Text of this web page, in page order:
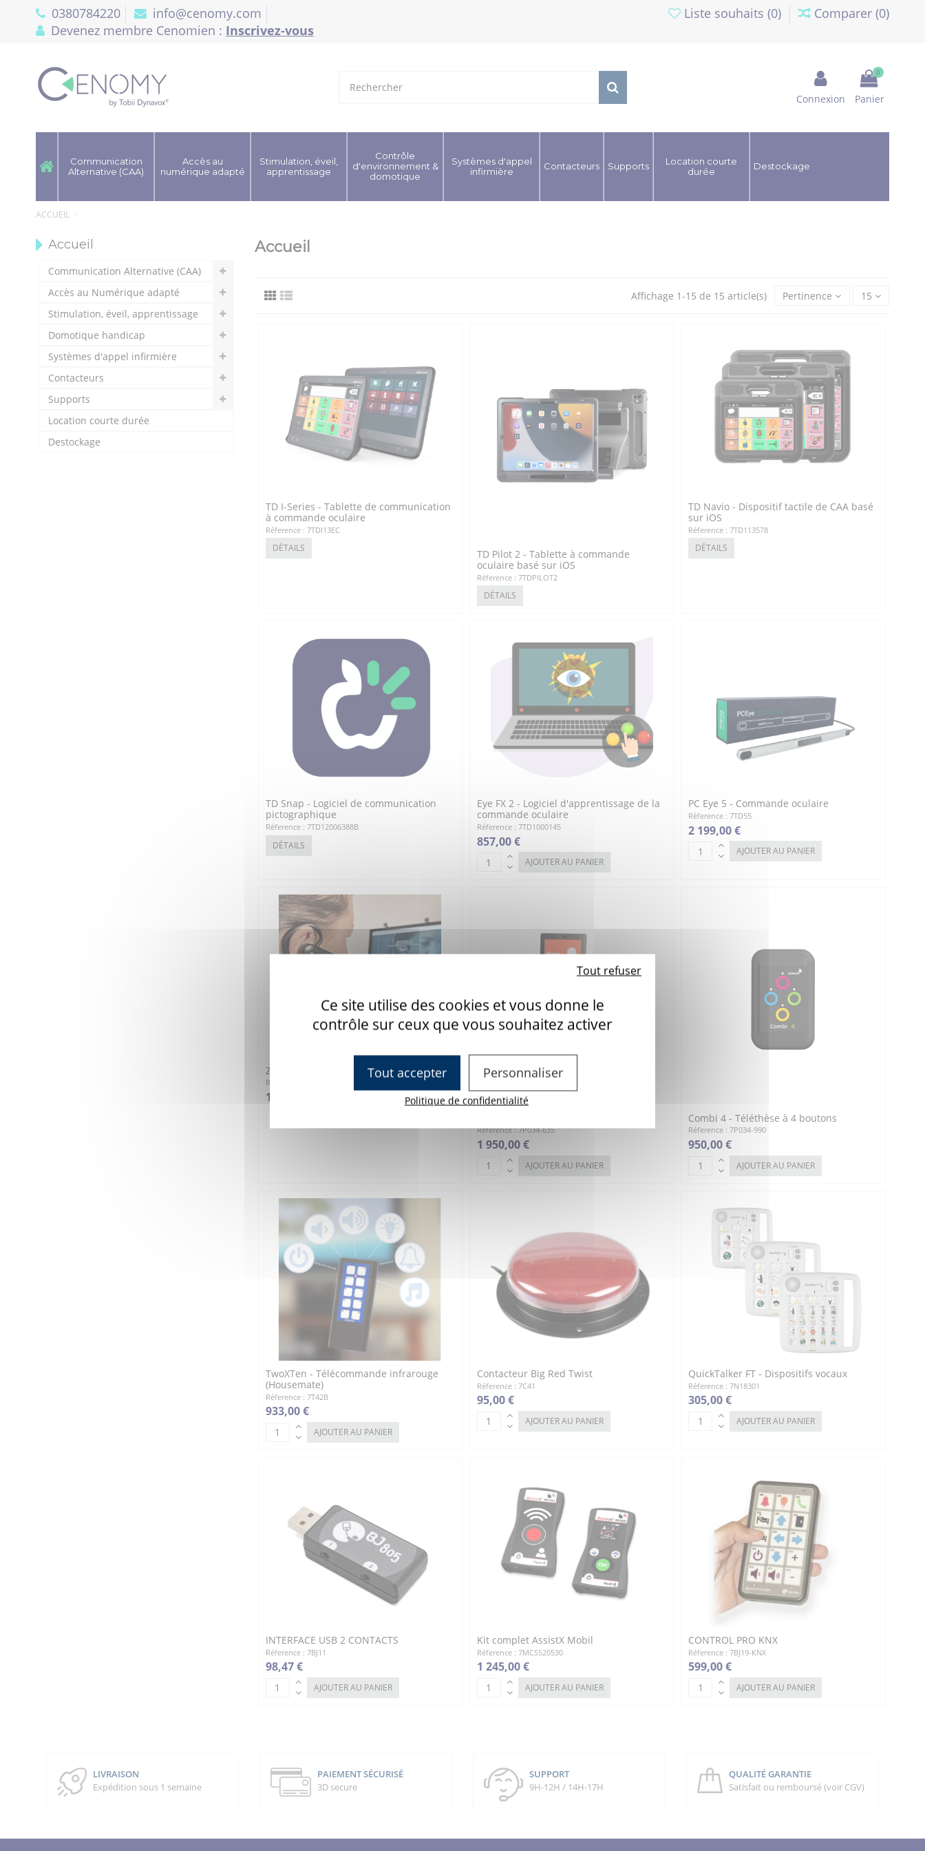
0380784220
info@cenomy.com
Devenez membre Cenomien : Inscrivez-vous
Liste souhaits (0) Comparer (0)
Connexion
0
Panier
Communication
Alternative (CAA)
Accès au
numérique adapté
Stimulation, éveil,
apprentissage
Contrôle
d'environnement &
domotique
Systèmes d'appel
infirmière
Contacteurs Supports
Location courte
durée
Destockage
ACCUEIL
Accueil
Affichage 1-15 de 15 article(s) Pertinence 15
TD I-Series - Tablette de communication
à commande oculaire
Réference : 7TDI13EC
DÉTAILS
TD Pilot 2 - Tablette à commande
oculaire basé sur iOS
Réference : 7TDPILOT2
DÉTAILS
TD Navio - Dispositif tactile de CAA basé
sur iOS
Réference : 7TD113578
DÉTAILS
TD Snap - Logiciel de communication
pictographique
Réference : 7TD12006388B
DÉTAILS
Eye FX 2 - Logiciel d'apprentissage de la
commande oculaire
Réference : 7TD1000145
857,00 €
AJOUTER AU PANIER
PC Eye 5 - Commande oculaire
Réference : 7TD55
2 199,00 €
AJOUTER AU PANIER
Zono X - Souris sans fil Bluetooth
Réference : 7H75C
1 750,00 €
Réference : 7P034-635
1 950,00 €
AJOUTER AU PANIER
Combi 4 - Téléthèse à 4 boutons
Réference : 7P034-990
950,00 €
AJOUTER AU PANIER
TwoXTen - Télécommande infrarouge
(Housemate)
Réference : 7T42B
933,00 €
AJOUTER AU PANIER
Contacteur Big Red Twist
Réference : 7C41
95,00 €
AJOUTER AU PANIER
QuickTalker FT - Dispositifs vocaux
Réference : 7N18301
305,00 €
AJOUTER AU PANIER
INTERFACE USB 2 CONTACTS
Réference : 7BJ11
98,47 €
AJOUTER AU PANIER
Kit complet AssistX Mobil
Réference : 7MCSS20530
1 245,00 €
AJOUTER AU PANIER
CONTROL PRO KNX
Réference : 7BJ19-KNX
599,00 €
AJOUTER AU PANIER
Accueil
Communication Alternative (CAA)
Accès au Numérique adapté
Stimulation, éveil, apprentissage
Domotique handicap
Systèmes d'appel infirmière
Contacteurs
Supports
Location courte durée
Destockage
LIVRAISON
Expédition sous 1 semaine
PAIEMENT SÉCURISÉ
3D secure
SUPPORT
9H-12H / 14H-17H
QUALITÉ GARANTIE
Satisfait ou remboursé (voir CGV)
Panneau de gestion des cookies
Ce site utilise des cookies et vous donne le
contrôle sur ceux que vous souhaitez activer
Tout accepter
Tout refuser
Personnaliser
Politique de confidentialité